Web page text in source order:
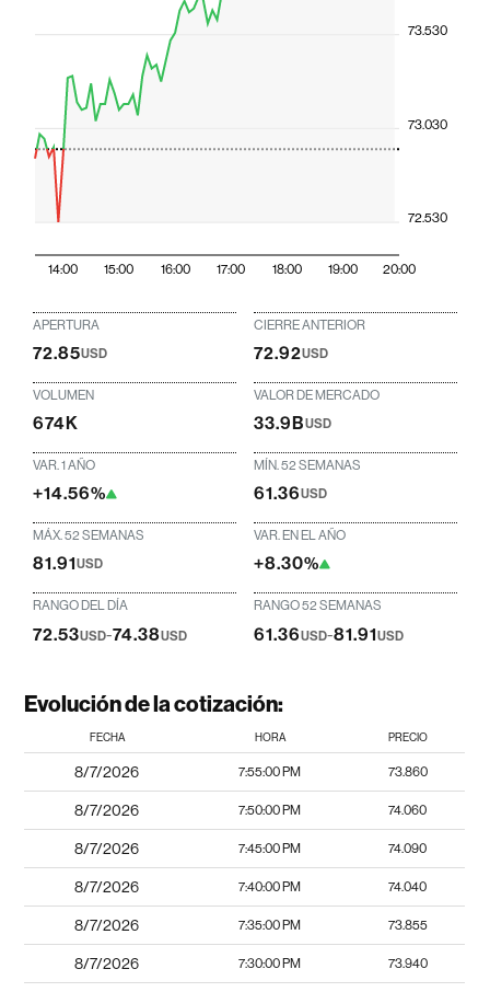
14:00 15:00 16:00 17:00 18:00 19:00 20:00
72.530
73.030
73.530
APERTURA
72.85USD
CIERRE ANTERIOR
72.92USD
VOLUMEN
674K
VALOR DE MERCADO
33.9BUSD
VAR. 1 AÑO
+14.56%
MÍN. 52 SEMANAS
61.36USD
MÁX. 52 SEMANAS
81.91USD
VAR. EN EL AÑO
+8.30%
RANGO DEL DÍA
72.53USD-74.38USD
RANGO 52 SEMANAS
61.36USD-81.91USD
Evolución de la cotización:
FECHA HORA PRECIO
8/7/2026 7:55:00 PM 73.860
8/7/2026 7:50:00 PM 74.060
8/7/2026 7:45:00 PM 74.090
8/7/2026 7:40:00 PM 74.040
8/7/2026 7:35:00 PM 73.855
8/7/2026 7:30:00 PM 73.940